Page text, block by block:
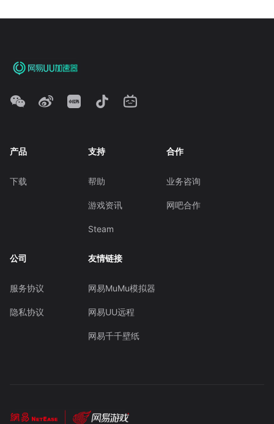
产品
下载
支持
帮助
游戏资讯
Steam
合作
业务咨询
网吧合作
公司
服务协议
隐私协议
友情链接
网易MuMu模拟器
网易UU远程
网易千千壁纸